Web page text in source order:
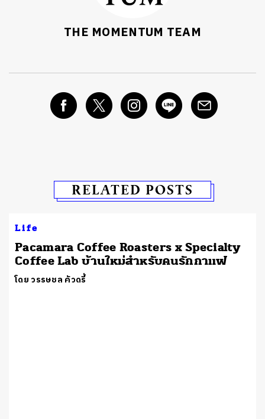
THE MOMENTUM TEAM
RELATED POSTS
Life
Pacamara Coffee Roasters x Specialty
Coffee Lab บ้านใหม่สำหรับคนรักกาแฟ
โดย วรรษชล คัวดรี้